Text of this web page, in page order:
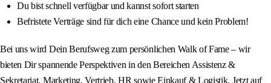
Du bist schnell verfügbar und kannst sofort starten
Befristete Verträge sind für dich eine Chance und kein Problem!
Bei uns wird Dein Berufsweg zum persönlichen Walk of Fame – wir
bieten Dir spannende Perspektiven in den Bereichen Assistenz &
Sekretariat, Marketing, Vertrieb, HR sowie Einkauf & Logistik. Jetzt auf